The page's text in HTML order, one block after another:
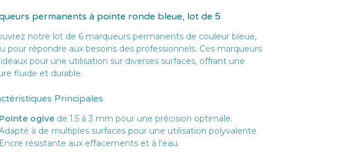
permanents à pointe ronde bleue, lot de 5
notre lot de 6 marqueurs permanents de couleur bleue,
pour répondre aux besoins des professionnels. Ces marqueurs
pour une utilisation sur diverses surfaces, offrant une
fluide et durable.
Principales
Pointe ogive de 1.5 à 3 mm pour une précision optimale.
à de multiples surfaces pour une utilisation polyvalente.
Encre résistante aux effacements et à l'eau.